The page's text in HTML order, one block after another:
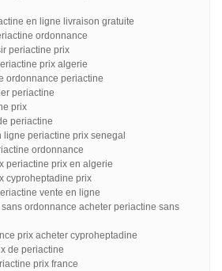
en ligne livraison gratuite
ordonnance
periactine prix
prix algerie
ordonnance periactine
periactine
prix
periactine
periactine prix senegal
ordonnance
periactine prix en algerie
cyproheptadine prix
vente en ligne
ordonnance acheter periactine sans
prix acheter cyproheptadine
de periactine
prix france